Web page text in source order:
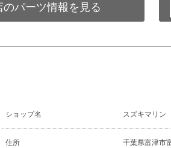
のパーツ情報を見る
ショップ名 スズキマリン
住所 千葉県富津市